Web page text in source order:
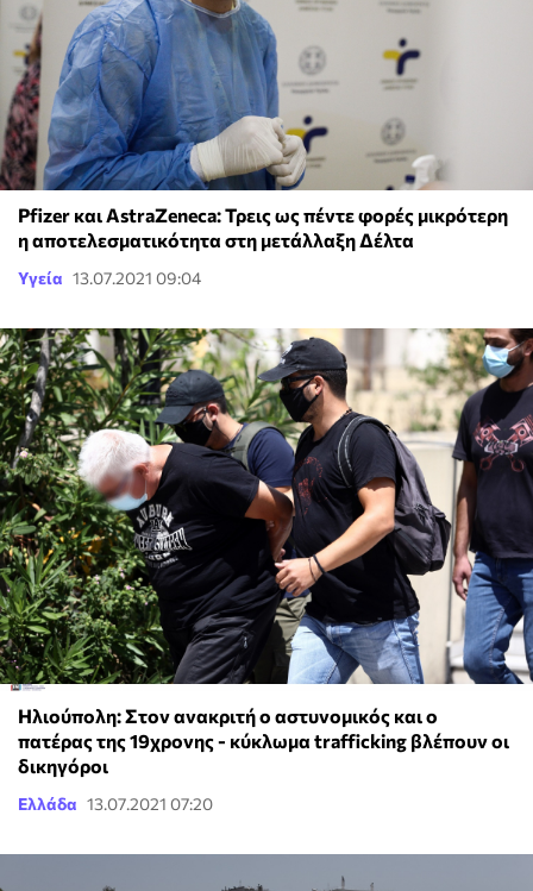
Pfizer και AstraZeneca: Τρεις ως πέντε φορές μικρότερη
η αποτελεσματικότητα στη μετάλλαξη Δέλτα
Υγεία 13.07.2021 09:04
Ηλιούπολη: Στον ανακριτή ο αστυνομικός και ο
πατέρας της 19χρονης - κύκλωμα trafficking βλέπουν οι
δικηγόροι
Ελλάδα 13.07.2021 07:20